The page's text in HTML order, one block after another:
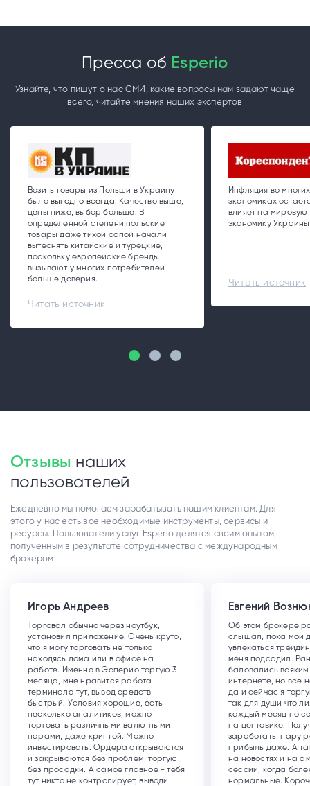
Пресса об Esperio
Узнайте, что пишут о нас СМИ, какие вопросы нам задают чаще
всего, читайте мнения наших экспертов
Возить товары из Польши в Украину
было выгодно всегда. Качество выше,
цены ниже, выбор больше. В
определенной степени польские
товары даже тихой сапой начали
вытеснять китайские и турецкие,
поскольку европейские бренды
вызывают у многих потребителей
больше доверия.
Читать источник
Инфляция во
экономиках
влияет на мировую
экономику
Читать источник
Отзывы наших
пользователей
Ежедневно мы помогаем зарабатывать нашим клиентам. Для
этого у нас есть все необходимые инструменты, сервисы и
ресурсы. Пользователи услуг Esperio делятся своим опытом,
полученным в результате сотрудничества с международным
брокером.
Игорь Андреев
Торговал обычно через ноутбук,
установил приложение. Очень круто,
что я могу торговать не только
находясь дома или в офисе на
работе. Именно в Эсперио торгую 3
месяца, мне нравится работа
терминала тут, вывод средств
быстрый. Условия хорошие, есть
несколько аналитиков, можно
торговать различными валютными
парами, даже криптой. Можно
инвестировать. Ордера открываются
и закрываются без проблем, торгую
без просадки. А самое главное - тебя
тут никто не контролирует, выводи
Евгений
Об этом брокере
слышал, пока мой
увлекаться
меня подсадил.
баловались
интернете, но все
да и сейчас я
так для души что
каждый месяц по
на центовике.
заработать, пару
прибыль даже. А
на новостях и на
сессии, когда
нормальные.